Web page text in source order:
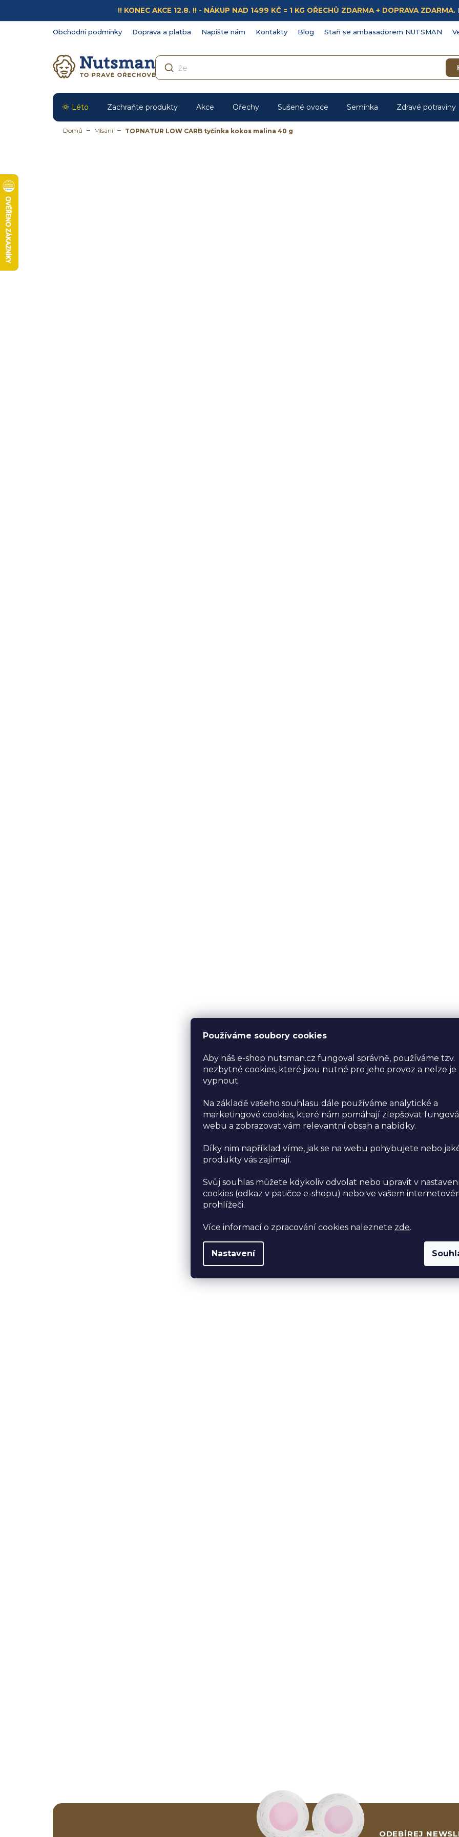
Používáme soubory cookies
Aby náš e-shop nutsman.cz fungoval správně, používáme tzv.
nezbytné cookies, které jsou nutné pro jeho provoz a nelze je
vypnout.
Na základě vašeho souhlasu dále používáme analytické a
marketingové cookies, které nám pomáhají zlepšovat
webu a zobrazovat vám relevantní obsah a nabídky.
Díky nim například víme, jak se na webu pohybujete nebo
produkty vás zajímají.
Svůj souhlas můžete kdykoliv odvolat nebo upravit v
cookies (odkaz v patičce e-shopu) nebo ve vašem
prohlížeči.
Více informací o zpracování cookies naleznete zde.
Nastavení
obsah
!! KONEC AKCE 12.8. !! - NÁKUP NAD 1499 KČ = 1 KG OŘECHŮ ZDARMA + DOPRAVA ZDARMA.
Obchodní podmínky Doprava a platba Napište nám Kontakty Blog Staň se ambasadorem NUTSMAN
Léto Zachraňte produkty Akce Ořechy Sušené ovoce Semínka Zdravé potraviny
Domů Mlsání TOPNATUR LOW CARB tyčinka kokos malina 40 g
ODEBÍREJ